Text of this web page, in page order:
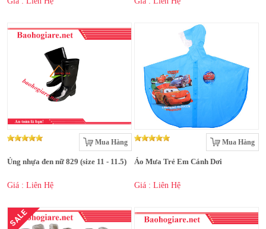
Mua Hàng
Ủng nhựa đen nữ 829 (size 11 - 11.5)
Giá : Liên Hệ
Mua Hàng
Áo Mưa Trẻ Em Cánh Dơi
Giá : Liên Hệ
SALE